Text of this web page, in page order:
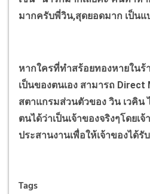
มากครับพี่วิน,สุดยอดมาก เป็นแ
หากใครที่ทำสร้อยทองหายในร้
เป็นของตนเอง สามารถ Direct
สตาแกรมส่วนตัวของ วิน เวคิ
ตนได้ว่าเป็นเจ้าของจริงๆโดยเ
ประสานงานเพื่อให้เจ้าของได้
Tags